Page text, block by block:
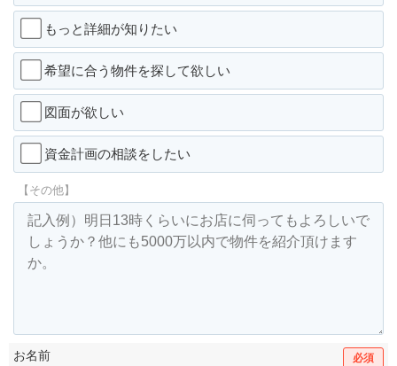
もっと詳細が知りたい
希望に合う物件を探して欲しい
図面が欲しい
資金計画の相談をしたい
【その他】
お名前 必須